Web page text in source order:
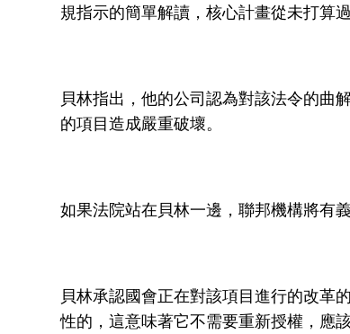
規指示的簡單解讀，核心計畫從未打算
貝林指出，他的公司認為對該法令的曲
的項目造成嚴重破壞。
如果法院站在貝林一邊，聯邦機構將有
貝林承認國會正在對該項目進行的改革
性的，這意味著它不需要重新授權，應